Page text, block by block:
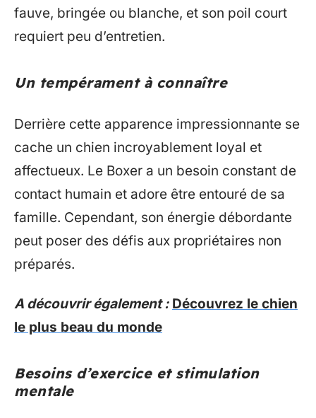
fauve, bringée ou blanche, et son poil court
requiert peu d’entretien.
Un tempérament à connaître
Derrière cette apparence impressionnante se
cache un chien incroyablement loyal et
affectueux. Le Boxer a un besoin constant de
contact humain et adore être entouré de sa
famille. Cependant, son énergie débordante
peut poser des défis aux propriétaires non
préparés.
A découvrir également : Découvrez le chien
le plus beau du monde
Besoins d’exercice et stimulation
mentale